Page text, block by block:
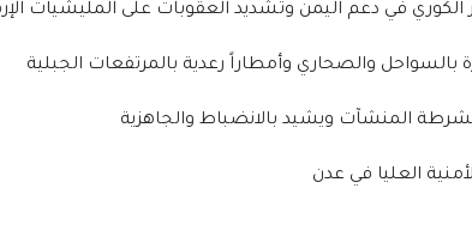
في دعم اليمن وتشديد العقوبات على المليشيات
بالسواحل والصحاري وأمطاراً رعدية بالمرتفعات الجبلية
المنشآت ويشيد بالانضباط والجاهزية
العليا في عدن